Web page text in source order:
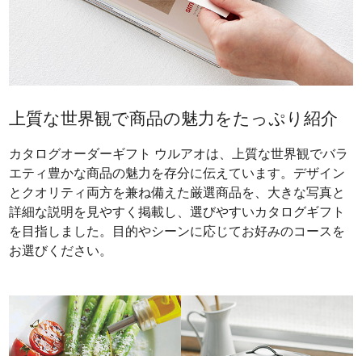
上質な世界観で商品の魅力をたっぷり紹介
カタログオーダーギフト ウルアオは、上質な世界観でバラ
エティ豊かな商品の魅力を存分に伝えています。デザイン
とクオリティ両方を兼ね備えた厳選商品を、大きな写真と
詳細な説明を見やすく掲載し、選びやすいカタログギフト
を目指しました。目的やシーンに応じてお好みのコースを
お選びください。